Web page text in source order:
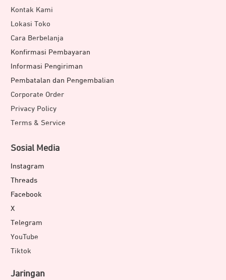
Kontak Kami
Lokasi Toko
Cara Berbelanja
Konfirmasi Pembayaran
Informasi Pengiriman
Pembatalan dan Pengembalian
Corporate Order
Privacy Policy
Terms & Service
Sosial Media
Instagram
Threads
Facebook
X
Telegram
YouTube
Tiktok
Jaringan